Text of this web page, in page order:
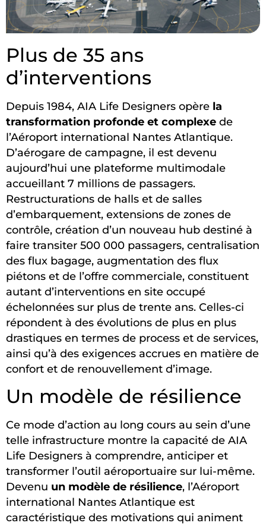
Plus de 35 ans
d’interventions
Depuis 1984, AIA Life Designers opère la
transformation profonde et complexe de
l’Aéroport international Nantes Atlantique.
D’aérogare de campagne, il est devenu
aujourd’hui une plateforme multimodale
accueillant 7 millions de passagers.
Restructurations de halls et de salles
d’embarquement, extensions de zones de
contrôle, création d’un nouveau hub destiné à
faire transiter 500 000 passagers, centralisation
des flux bagage, augmentation des flux
piétons et de l’offre commerciale, constituent
autant d’interventions en site occupé
échelonnées sur plus de trente ans. Celles-ci
répondent à des évolutions de plus en plus
drastiques en termes de process et de services,
ainsi qu’à des exigences accrues en matière de
confort et de renouvellement d’image.
Un modèle de résilience
Ce mode d’action au long cours au sein d’une
telle infrastructure montre la capacité de AIA
Life Designers à comprendre, anticiper et
transformer l’outil aéroportuaire sur lui-même.
Devenu un modèle de résilience, l’Aéroport
international Nantes Atlantique est
caractéristique des motivations qui animent